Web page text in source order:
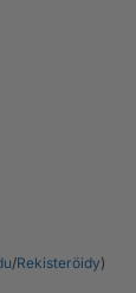
/Rekisteröidy)